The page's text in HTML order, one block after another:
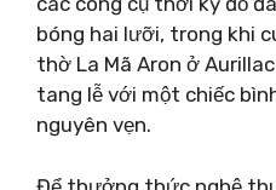
bóng hai lưỡi, trong khi
thờ La Mã Aron ở
tang lễ với một chiếc
nguyên vẹn.